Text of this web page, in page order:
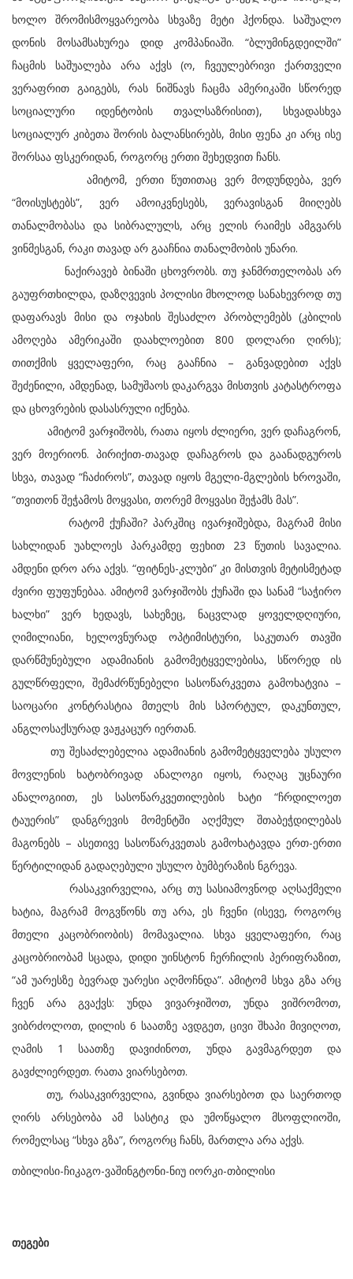
ხოლო შრომისმოყვარეობა სხვაზე მეტი ჰქონდა. საშუალო
დონის მოსამსახურეა დიდ კომპანიაში. “ბლუმინგდეილში”
ჩაცმის საშუალება არა აქვს (ო, ჩვეულებრივი ქართველი
ვერაფრით გაიგებს, რას ნიშნავს ჩაცმა ამერიკაში სწორედ
სოციალური იდენტობის თვალსაზრისით), სხვადასხვა
სოციალურ კიბეთა შორის ბალანსირებს, მისი ფენა კი არც ისე
შორსაა ფსკერიდან, როგორც ერთი შეხედვით ჩანს.
ამიტომ, ერთი წუთითაც ვერ მოდუნდება, ვერ
“მოისუსტებს”, ვერ ამოიკვნესებს, ვერავისგან მიიღებს
თანალმობასა და სიბრალულს, არც ელის რაიმეს ამგვარს
ვინმესგან, რაკი თავად არ გააჩნია თანალმობის უნარი.
ნაქირავებ ბინაში ცხოვრობს. თუ ჯანმრთელობას არ
გაუფრთხილდა, დაზღვევის პოლისი მხოლოდ სანახევროდ თუ
დაფარავს მისი და ოჯახის შესაძლო პრობლემებს (კბილის
ამოღება ამერიკაში დაახლოებით 800 დოლარი ღირს);
თითქმის ყველაფერი, რაც გააჩნია – განვადებით აქვს
შეძენილი, ამდენად, სამუშაოს დაკარგვა მისთვის კატასტროფა
და ცხოვრების დასასრული იქნება.
ამიტომ ვარჯიშობს, რათა იყოს ძლიერი, ვერ დაჩაგრონ,
ვერ მოერიონ. პირიქით-თავად დაჩაგროს და გაანადგუროს
სხვა, თავად “ჩაძიროს”, თავად იყოს მგელი-მგლების ხროვაში,
“თვითონ შეჭამოს მოყვასი, თორემ მოყვასი შეჭამს მას”.
რატომ ქუჩაში? პარკშიც ივარჯიშებდა, მაგრამ მისი
სახლიდან უახლოეს პარკამდე ფეხით 23 წუთის სავალია.
ამდენი დრო არა აქვს. “ფიტნეს-კლუბი” კი მისთვის მეტისმეტად
ძვირი ფუფუნებაა. ამიტომ ვარჯიშობს ქუჩაში და სანამ “საჭირო
ხალხი” ვერ ხედავს, სახეზეც, ნაცვლად ყოველდღიური,
ღიმილიანი, ხელოვნურად ოპტიმისტური, საკუთარ თავში
დარწმუნებული ადამიანის გამომეტყველებისა, სწორედ ის
გულწრფელი, შემაძრწუნებელი სასოწარკვეთა გამოხატვია –
საოცარი კონტრასტია მთელს მის სპორტულ, დაკუნთულ,
ანგლოსაქსურად ვაჟკაცურ იერთან.
თუ შესაძლებელია ადამიანის გამომეტყველება უსულო
მოვლენის ხატობრივად ანალოგი იყოს, რაღაც უცნაური
ანალოგიით, ეს სასოწარკვეთილების ხატი “ჩრდილოეთ
ტაუერის” დანგრევის მომენტში აღქმულ შთაბეჭდილებას
მაგონებს – ასეთივე სასოწარკვეთას გამოხატავდა ერთ-ერთი
წერტილიდან გადაღებული უსულო ბუმბერაზის ნგრევა.
რასაკვირველია, არც თუ სასიამოვნოდ აღსაქმელი
ხატია, მაგრამ მოგვწონს თუ არა, ეს ჩვენი (ისევე, როგორც
მთელი კაცობრიობის) მომავალია. სხვა ყველაფერი, რაც
კაცობრიობამ სცადა, დიდი უინსტონ ჩერჩილის პერიფრაზით,
“ამ უარესზე ბევრად უარესი აღმოჩნდა”. ამიტომ სხვა გზა არც
ჩვენ არა გვაქვს: უნდა ვივარჯიშოთ, უნდა ვიშრომოთ,
ვიბრძოლოთ, დილის 6 საათზე ავდგეთ, ცივი შხაპი მივიღოთ,
ღამის 1 საათზე დავიძინოთ, უნდა გავმაგრდეთ და
გავძლიერდეთ. რათა ვიარსებოთ.
თუ, რასაკვირველია, გვინდა ვიარსებოთ და საერთოდ
ღირს არსებობა ამ სასტიკ და უმოწყალო მსოფლიოში,
რომელსაც “სხვა გზა”, როგორც ჩანს, მართლა არა აქვს.
თბილისი-ჩიკაგო-ვაშინგტონი-ნიუ იორკი-თბილისი
თეგები